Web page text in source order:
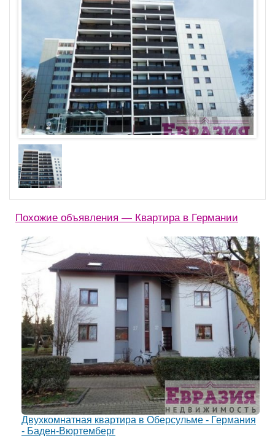
Похожие объявления — Квартира в Германии
Двухкомнатная квартира в Оберсульме - Германия
- Баден-Вюртемберг